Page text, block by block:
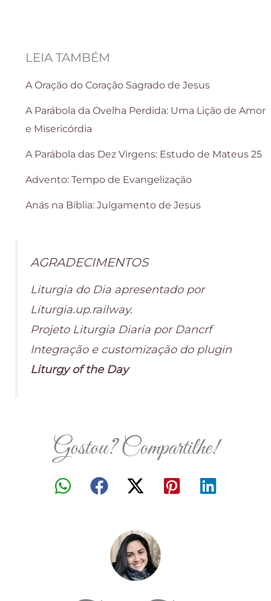
08
de
LEIA TAMBÉM
A Oração do Coração Sagrado de Jesus
A Parábola da Ovelha Perdida: Uma Lição de Amor
e Misericórdia
A Parábola das Dez Virgens: Estudo de Mateus 25
Advento: Tempo de Evangelização
Anás na Bíblia: Julgamento de Jesus
AGRADECIMENTOS
Liturgia do Dia apresentado por
Liturgia.up.railway.
Projeto Liturgia Diaria por Dancrf
Integração e customização do plugin
Liturgy of the Day
Gostou? Compartilhe!